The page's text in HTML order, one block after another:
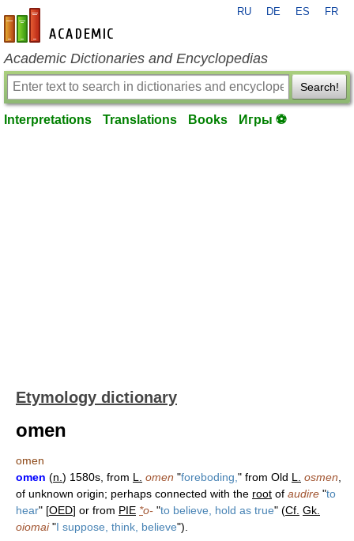
en-academic.com
RU DE ES FR
Academic Dictionaries and Encyclopedias
Search!
Interpretations Translations Books Игры ⚽
Etymology dictionary
omen
omen
omen (n. ) 1580s, from L. omen "foreboding, " from Old L. osmen
of unknown origin; perhaps connected with the root of audire "to
hear" [OED] or from PIE *o- "to believe, hold as true" (Cf. Gk.
oiomai"I suppose, think, believe").